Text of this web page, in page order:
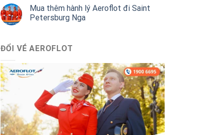
Mua thêm hành lý Aeroflot đi Saint
Petersburg Nga
ĐỔI VÉ AEROFLOT